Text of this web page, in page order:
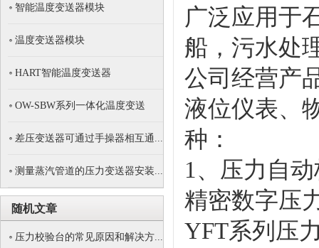
智能温度变送器模块
温度变送器模块
HART智能温度变送器
OW-SBW系列一体化温度变送
差压变送器可通过手操器相互通...
测量蒸汽管道的压力变送器安装...
随机文章
压力校验台的常见原因和解决方...
广泛应用于
船，污水处
公司经营产
液位仪表、
种：
1、压力自
精密数字压
YFT系列压